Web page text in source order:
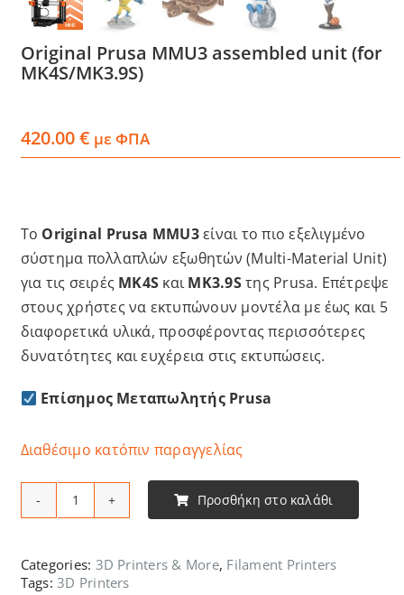
Blog
Original Prusa MMU3 assembled unit (for
MK4S/MK3.9S)
420.00€ με ΦΠΑ
Το Original Prusa MMU3είναι το πιο εξελιγμένο
σύστημα πολλαπλών εξωθητών (Multi-Material Unit)
για τις σειρές MK4S καιMK3.9Sτης Prusa. Επέτρεψε
στους χρήστες να εκτυπώνουν μοντέλα με έως και 5
διαφορετικά υλικά, προσφέροντας περισσότερες
δυνατότητες και ευχέρεια στις εκτυπώσεις.
Επίσημος Μεταπωλητής Prusa
Διαθέσιμο κατόπιν παραγγελίας
Original
MMU3
assembled
Προσθήκη στο καλάθι
Categories: 3D Printers & More, Filament Printers
Tags:3D Printers